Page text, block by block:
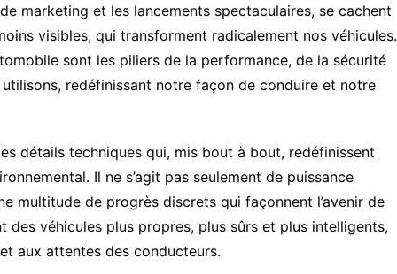
marketing et les lancements spectaculaires, se cachent
visibles, qui transforment radicalement nos véhicules.
sont les piliers de la performance, de la sécurité
redéfinissant notre façon de conduire et notre
détails techniques qui, mis bout à bout, redéfinissent
Il ne s’agit pas seulement de puissance
multitude de progrès discrets qui façonnent l’avenir de
véhicules plus propres, plus sûrs et plus intelligents,
aux attentes des conducteurs.